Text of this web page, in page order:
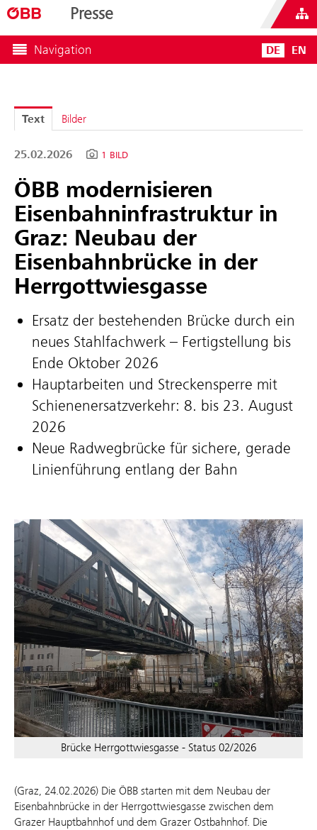
Presse
Navigation DE EN
Text Bilder
25.02.2026 1 BILD
ÖBB modernisieren
Eisenbahninfrastruktur in
Graz: Neubau der
Eisenbahnbrücke in der
Herrgottwiesgasse
Ersatz der bestehenden Brücke durch ein
neues Stahlfachwerk – Fertigstellung bis
Ende Oktober 2026
Hauptarbeiten und Streckensperre mit
Schienenersatzverkehr: 8. bis 23. August
2026
Neue Radwegbrücke für sichere, gerade
Linienführung entlang der Bahn
Brücke Herrgottwiesgasse - Status 02/2026
(Graz, 24.02.2026) Die ÖBB starten mit dem Neubau der
Eisenbahnbrücke in der Herrgottwiesgasse zwischen dem
Grazer Hauptbahnhof und dem Grazer Ostbahnhof. Die